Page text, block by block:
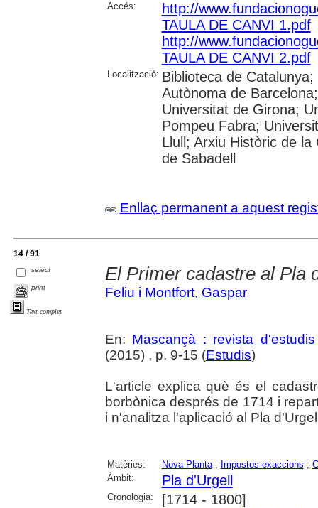
Accés:
http://
TAULA DE CANVI 1.pdf
http://
TAULA DE CANVI 2.pdf
Localització: Biblioteca de
Autònoma de
Universitat de Girona;
Pompeu Fabra;
Llull; Arxiu Històric de
de Sabadell
Enllaç permanent a aquest
14 / 91
select
print
Text complet
El Primer cadastre al Pla
Feliu i Montfort, Gaspar
En: Mascançà : revista
(2015) , p. 9-15 (Estudis)
L'article explica què és el
borbònica després de 1714 i
i n'analitza l'aplicació al Pla
Matèries: Nova Planta; Impostos-exaccions ;
Àmbit:
Pla d'Urgell
Cronologia: [1714 - 1800]